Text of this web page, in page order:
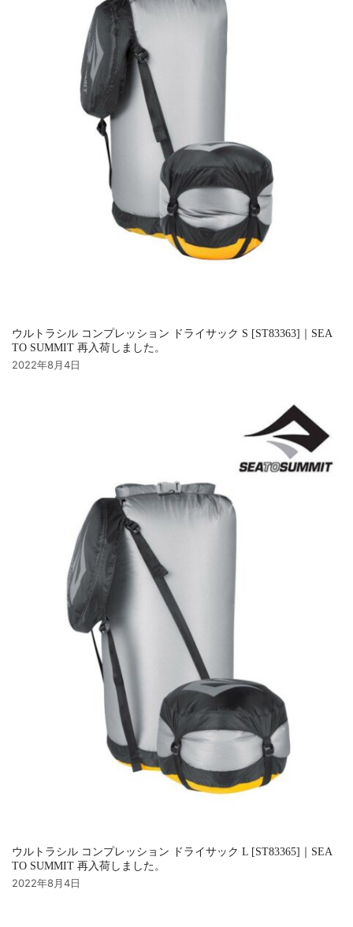
ウルトラシル コンプレッション ドライサック S [ST83363]｜SEA
TO SUMMIT 再入荷しました。
2022年8月4日
ウルトラシル コンプレッション ドライサック L [ST83365]｜SEA
TO SUMMIT 再入荷しました。
2022年8月4日